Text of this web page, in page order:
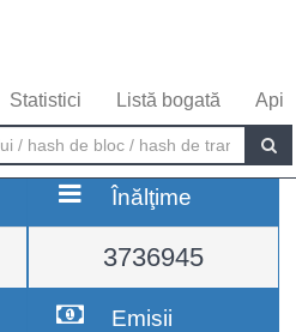
Statistici Listă bogată Api
Înălţime
3736945
Emisii